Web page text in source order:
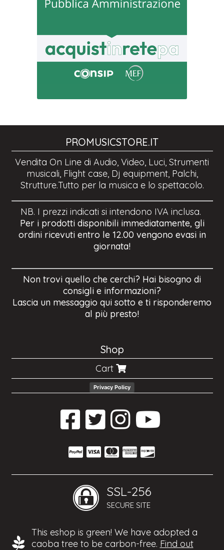
PROMUSICSTORE.IT
Vendita On Line di Audio, Video, Luci, Strumenti
musicali, Flight case, Dj equipment, Palchi,
Strutture.Tutto per la musica e lo spettacolo.
NB. I prezzi indicati si intendono IVA inclusa.
Per i prodotti disponibili immediatamente, gli
ordini ricevuti entro le 12.00 vengono evasi in
giornata!
Non trovi quello che cerchi? Hai bisogno di
consigli e informazioni?
Lascia un messaggio qui sotto e ti risponderemo
al più presto!
Shop
Cart
Privacy Policy
SSL-256
SECURE SITE
This eshop is green! We have adopted a
caoba tree to be carbon-free. Find out